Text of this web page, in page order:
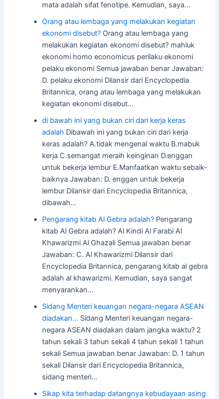
mata adalah sifat fenotipe. Kemudian, saya…
Orang atau lembaga yang melakukan kegiatan
ekonomi disebut? Orang atau lembaga yang
melakukan kegiatan ekonomi disebut? mahluk
ekonomi homo economicus perilaku ekonomi
pelaku ekonomi Semua jawaban benar Jawaban:
D. pelaku ekonomi Dilansir dari Encyclopedia
Britannica, orang atau lembaga yang melakukan
kegiatan ekonomi disebut…
di bawah ini yang bukan ciri dari kerja keras
adalah Dibawah ini yang bukan ciri dari kerja
keras adalah? A.tidak mengenal waktu B.mabuk
kerja C.semangat meraih keinginan D.enggan
untuk bekerja lembur E.Manfaatkan waktu sebaik-
baiknya Jawaban: D. enggan untuk bekerja
lembur Dilansir dari Encyclopedia Britannica,
dibawah…
Pengarang kitab Al Gebra adalah? Pengarang
kitab Al Gebra adalah? Al Kindi Al Farabi Al
Khawarizmi Al Ghazali Semua jawaban benar
Jawaban: C. Al Khawarizmi Dilansir dari
Encyclopedia Britannica, pengarang kitab al gebra
adalah al khawarizmi. Kemudian, saya sangat
menyarankan…
Sidang Menteri keuangan negara-negara ASEAN
diadakan… Sidang Menteri keuangan negara-
negara ASEAN diadakan dalam jangka waktu? 2
tahun sekali 3 tahun sekali 4 tahun sekali 1 tahun
sekali Semua jawaban benar Jawaban: D. 1 tahun
sekali Dilansir dari Encyclopedia Britannica,
sidang menteri…
Sikap kita terhadap datangnya kebudayaan asing